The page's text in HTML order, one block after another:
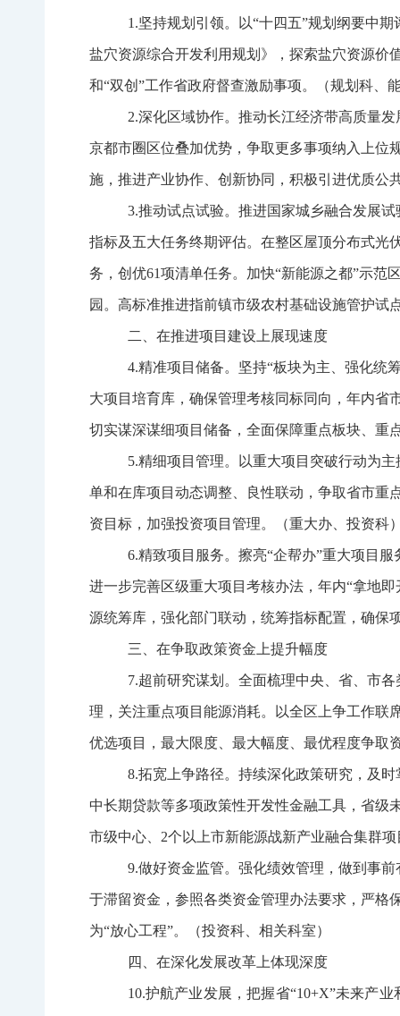
1.坚持规划引领。 以“十四五”规划纲要中期
盐穴资源综合开发利用规划 》，探索盐穴资源价
和“双创”工作省政府督查激励事项。（规划科、
2.深化区域协作。 推动长江经济带高质量发
京都市圈区位叠加优势，争取更多事项纳入上位
施，推进产业协作、创新协同，积极引进优质公
3.推动试点试验。 推进国家城乡融合发展
指标及五大任务终期评估。在整区屋顶分布式光
务，创优61项清单任务。 加快“新能源之都”示范
园。高标准推进指前镇市级农村基础设施管护试
二、在推进项目建设上展现速度
4.精准项目储备。 坚持“板块为主、强化统
大项目培育库 ，确保管理考核同标同向 ， 年内省
切实谋深谋细项目储备，全面保障重点板块、重
5.精细项目管理。 以重大项目突破行动为主
单和在库项目动态调整 、良性联动，争取省市重
资目标，加强投资项目管理。（重大办、投资科
6.精致项目服务。 擦亮“企帮办”重大项目服
进一步完善区级重大项目考核办法 ，年内“拿地
源统筹库， 强化部门联动， 统筹指标配置，确保
三、在争取政策资金上提升幅度
7.超前研究谋划。 全面梳理中央、省、市各
理 ， 关注重点项目 能源消耗。以全区上争工作联
优选项目，最大限度、最大幅度、最优程度争取
8.拓宽上争路径。 持续深化政策研究，及
中长期贷款等多项政策性开发性金融工具，省级
市级中心、 2个以上市新能源战新产业融合集群
9.做好资金监管。 强化绩效管理，做到事
于滞留资金，参照各类资金管理办法要求，严格
为“放心工程”。 （投资科、相关科室）
四、在深化发展改革上体现深度
10.护航产业发展，把握省“10+X”未来产业